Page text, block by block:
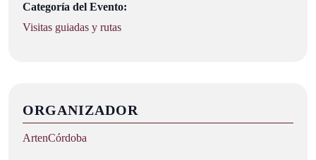
Categoría del Evento:
Visitas guiadas y rutas
ORGANIZADOR
ArtenCórdoba